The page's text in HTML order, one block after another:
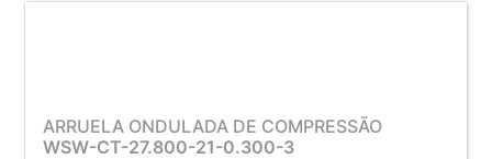
ARRUELA ONDULADA DE COMPRESSÃO
WSW-CT-27.800-21-0.300-3